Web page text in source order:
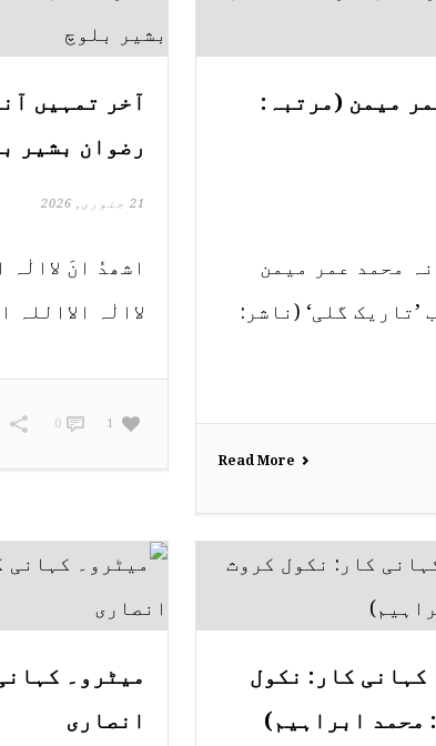
آخر تمہیں
رضوان بشیر
21 جنوری, 2026
اشھدُ انَ
لاالٰہ الااللہ
1
0
میمن (مرتبہ:
محمد عمر میمن
’تاریک گلی‘ (ناشر:
Read More
میٹرو۔
انصاری
کہانی کار: نکول
محمد ابراہیم)